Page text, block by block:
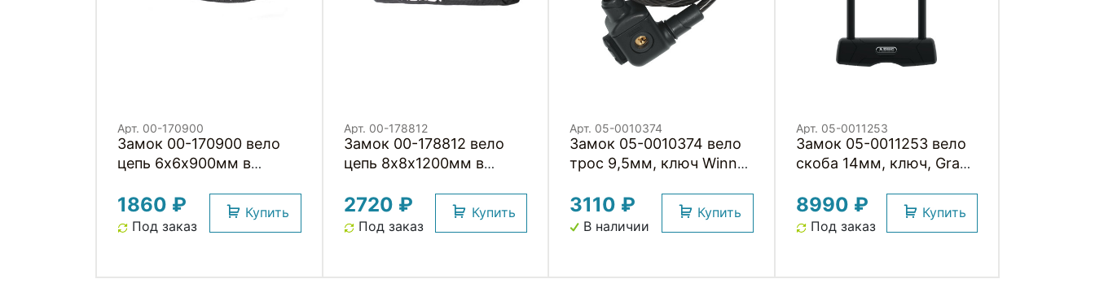
Арт. 00-170900
Замок 00-170900 вело
цепь 6х6х900мм в
ключами (16) черный
HORST
1860 ₽
Под заказ
Купить
Арт. 00-178812
Замок 00-178812 вело
цепь 8х8х1200мм в
ключами (11) черный
HORST
2720 ₽
Под заказ
Купить
Арт. 05-0010374
Замок 05-0010374 вело
трос 9,5мм, ключ Winner
защиты 4/15, 600гр,
черный ABUS
3110 ₽
В наличии
Купить
Арт. 05-0011253
Замок 05-0011253 вело
скоба 14мм, ключ, Granit
230х109мм+US с
кроншт, класс защиты
8990 ₽
Под заказ
Купить